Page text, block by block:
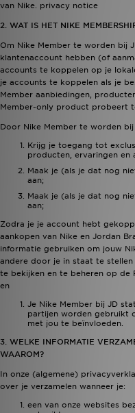
van Nike. privacy notice
2. WAT IS HET NIKE
Om Nike Member te worden bij
klantenaccount hebben (of
accounts te koppelen op je
je accounts te koppelen als je
Member aanbiedingen,
Member-only product probeert
Door Nike Member te worden bij
Krijg je toegang tot
producten, ervaringen en
Maak je (als je dat nog
aan;
Maak je (als je dat nog
aan;
Zodra je je account hebt
aankopen van Nike en Jordan
informatie gebruiken om jouw
andere door je in staat te
te bekijken en te beheren op de
en
Je Nike Member bij JD
partijen worden gebruikt
met jou te beïnvloeden.
3. WELKE INFORMATIE
WAAROM?
In onze (algemene)
over je verzamelen wanneer je:
een van onze websites